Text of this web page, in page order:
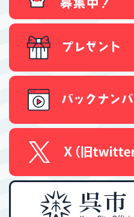
プレゼント
バックナンバー
X
呉市